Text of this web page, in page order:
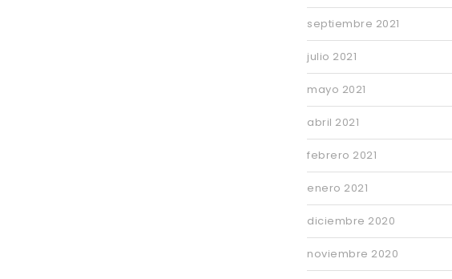
septiembre 2021
julio 2021
mayo 2021
abril 2021
febrero 2021
enero 2021
diciembre 2020
noviembre 2020